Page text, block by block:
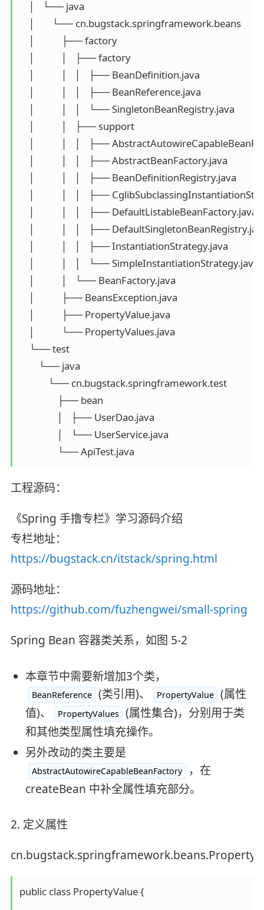
    │   └── java
    │       └── cn.bugstack.springframework.beans
    │           ├── factory
    │           │   ├── factory
    │           │   │   ├── BeanDefinition.java
    │           │   │   ├── BeanReference.java
    │           │   │   └── SingletonBeanRegistry.java
    │           │   ├── support
│           │   │   ├──
    │           │   │   ├── AbstractBeanFactory.java
    │           │   │   ├── BeanDefinitionRegistry.java
│           │   │   ├──
    │           │   │   ├── DefaultListableBeanFactory.java
│           │   │   ├──
    │           │   │   ├── InstantiationStrategy.java
    │           │   │   └── SimpleInstantiationStrategy.java
    │           │   └── BeanFactory.java
    │           ├── BeansException.java
    │           ├── PropertyValue.java
    │           └── PropertyValues.java
    └── test
        └── java
            └── cn.bugstack.springframework.test
                ├── bean
                │   ├── UserDao.java
                │   └── UserService.java
                └── ApiTest.java
工程源码：
《Spring 手撸专栏》学习源码介绍
专栏地址：
https://bugstack.cn/itstack/spring.html
源码地址：
https://github.com/fuzhengwei/small-spring
Spring Bean 容器类关系，如图 5-2
本章节中需要新增加3个类，
BeanReference (类引用)、 PropertyValue (属性
值)、
PropertyValues (属性集合)，分别用于类
和其他类型属性填充操作。
另外改动的类主要是
AbstractAutowireCapableBeanFactory
，在
createBean 中补全属性填充部分。
2. 定义属性
public class PropertyValue {